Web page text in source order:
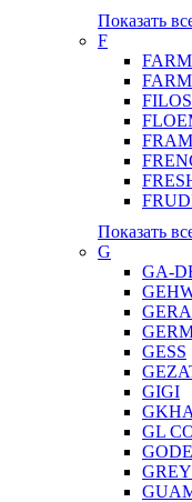
Показать
F
Показать
G
GA-
GERA
GESS
GIGI
GL